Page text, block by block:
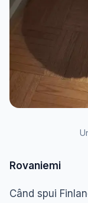
Rovaniemi
Când spui